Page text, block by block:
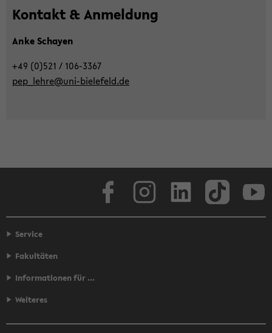
Kon­takt & An­mel­dung
Anke Schay­en
+49 (0)521 / 106-​3367
pe­p_­leh­re@uni-​bielefeld.de
Face­book
Service
Fakultäten
Informationen für ...
Weiteres